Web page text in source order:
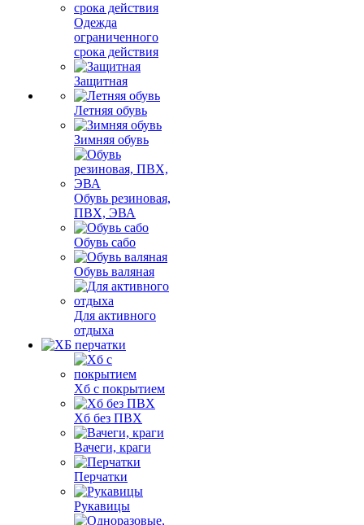
Одежда
ограниченного
срока действия
Защитная
Летняя обувь
Зимняя обувь
Обувь резиновая,
ПВХ, ЭВА
Обувь сабо
Обувь валяная
Для активного
отдыха
Хб с покрытием
Хб без ПВХ
Вачеги, краги
Перчатки
Рукавицы